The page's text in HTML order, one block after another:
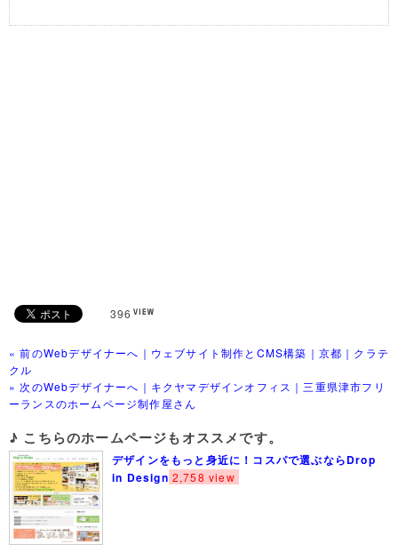
396
« 前のWebデザイナーへ｜ウェブサイト制作とCMS構築｜京都｜クラテ
クル
» 次のWebデザイナーへ｜キクヤマデザインオフィス｜三重県津市フリ
ーランスのホームページ制作屋さん
♪ こちらのホームページもオススメです。
デザインをもっと身近に！コスパで選ぶならDrop
in Design 2,758 view